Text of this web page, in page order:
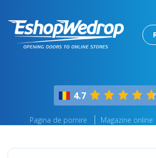
4.7
Pagina de pornire Magazine online